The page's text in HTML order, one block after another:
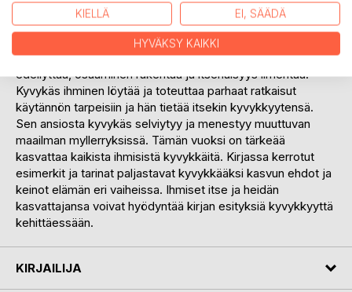
kirjassaan. Myös kyvykkäiden yrittäjien ja taitavien ihmisten
kokemukset, tarinat ja johtopäätökset ovat keskeinen osa
kirjan sisältöä. Niiden ansiosta paljastuu yrittäjyyden
todellinen olemus: Yrittäjyys on kyvykkyyttä, jota kilpailu
edellyttää, osaaminen rakentaa ja itsenäisyys ilmentää.
Kyvykäs ihminen löytää ja toteuttaa parhaat ratkaisut
käytännön tarpeisiin ja hän tietää itsekin kyvykkyytensä.
Sen ansiosta kyvykäs selviytyy ja menestyy muuttuvan
maailman myllerryksissä. Tämän vuoksi on tärkeää
kasvattaa kaikista ihmisistä kyvykkäitä. Kirjassa kerrotut
esimerkit ja tarinat paljastavat kyvykkääksi kasvun ehdot ja
keinot elämän eri vaiheissa. Ihmiset itse ja heidän
kasvattajansa voivat hyödyntää kirjan esityksiä kyvykkyyttä
kehittäessään.
KIRJAILIJA
KIELLÄ EI, SÄÄDÄ
HYVÄKSY KAIKKI